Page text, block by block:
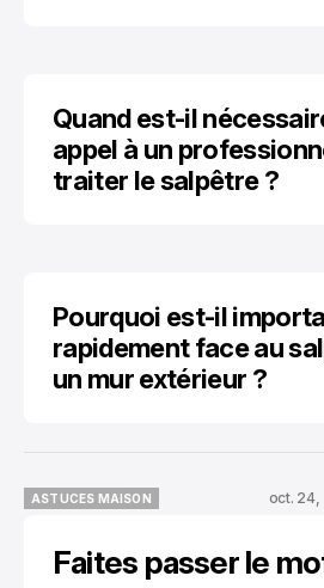
Quand est-il
appel à un
traiter le salpêtre ?
Pourquoi est-il
rapidement face au
un mur extérieur ?
ASTUCES MAISON
oct. 24,
Faites passer le